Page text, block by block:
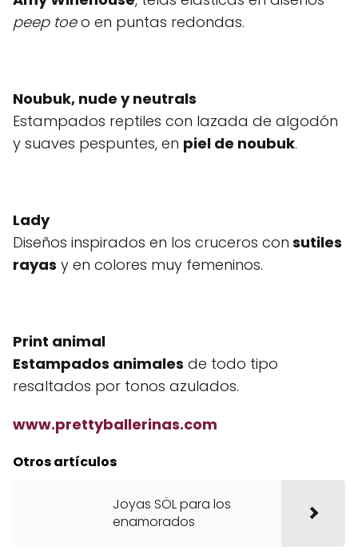
peep toeo en puntas redondas.
Noubuk, nude y neutrals
Estampados reptiles con lazada de algodón
y suaves pespuntes, en piel de noubuk.
Lady
Diseños inspirados en los cruceros con sutiles
rayas y en colores muy femeninos.
Print animal
Estampados animales de todo tipo
resaltados por tonos azulados.
www.prettyballerinas.com
Otros artículos
Joyas SÖL para los
enamorados